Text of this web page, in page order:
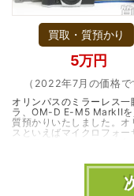
買取・質預かり
5万円
（2022年7月の価格で
オリンパスのミラーレス一
ラ、OM-D E-M5 MarkIIを
質預かりいたしました。オ
スといえばマイクロフォー
じて疑わない2…（兵庫・